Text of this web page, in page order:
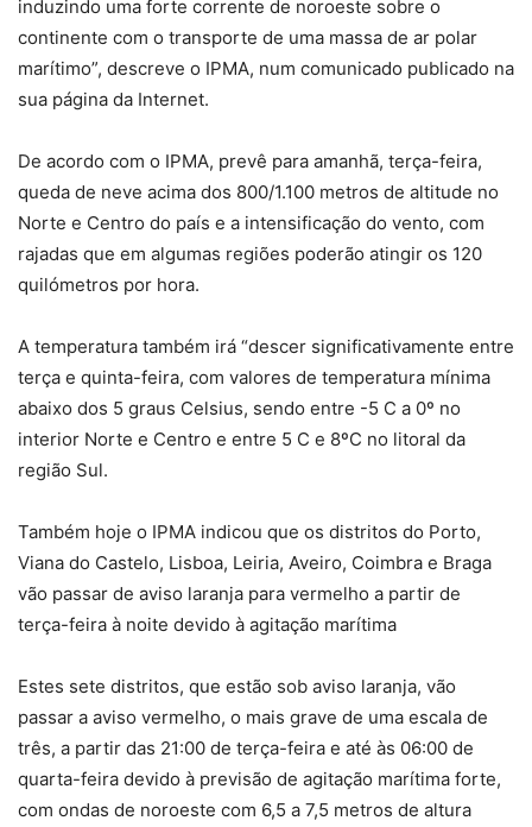
induzindo uma forte corrente de noroeste sobre o
continente com o transporte de uma massa de ar polar
marítimo”, descreve o IPMA, num comunicado publicado na
sua página da Internet.
De acordo com o IPMA, prevê para amanhã, terça-feira,
queda de neve acima dos 800/1.100 metros de altitude no
Norte e Centro do país e a intensificação do vento, com
rajadas que em algumas regiões poderão atingir os 120
quilómetros por hora.
A temperatura também irá “descer significativamente entre
terça e quinta-feira, com valores de temperatura mínima
abaixo dos 5 graus Celsius, sendo entre -5 C a 0º no
interior Norte e Centro e entre 5 C e 8ºC no litoral da
região Sul.
Também hoje o IPMA indicou que os distritos do Porto,
Viana do Castelo, Lisboa, Leiria, Aveiro, Coimbra e Braga
vão passar de aviso laranja para vermelho a partir de
terça-feira à noite devido à agitação marítima
Estes sete distritos, que estão sob aviso laranja, vão
passar a aviso vermelho, o mais grave de uma escala de
três, a partir das 21:00 de terça-feira e até às 06:00 de
quarta-feira devido à previsão de agitação marítima forte,
com ondas de noroeste com 6,5 a 7,5 metros de altura